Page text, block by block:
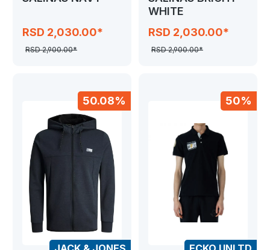
RSD 2,030.00*
RSD 2,900.00*
WHITE
RSD 2,030.00*
RSD 2,900.00*
50.08% 50%